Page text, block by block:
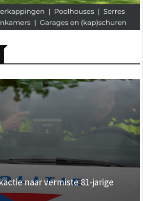
naar vermiste 81-jarige